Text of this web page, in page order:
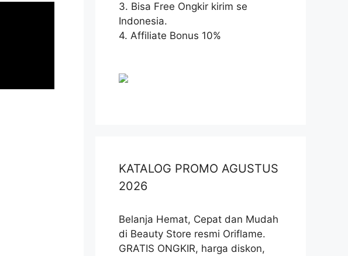
3. Bisa Free Ongkir kirim se
Indonesia.
4. Affiliate Bonus 10%
KATALOG PROMO AGUSTUS
2026
Belanja Hemat, Cepat dan Mudah
di Beauty Store resmi Oriflame.
GRATIS ONGKIR, harga diskon,